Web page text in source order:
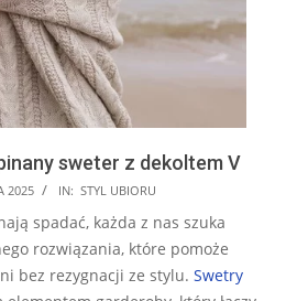
sweter z dekoltem V
2025 IN: STYL UBIORU
spadać, każda z nas szuka
rozwiązania, które pomoże
bez rezygnacji ze stylu. Swetry